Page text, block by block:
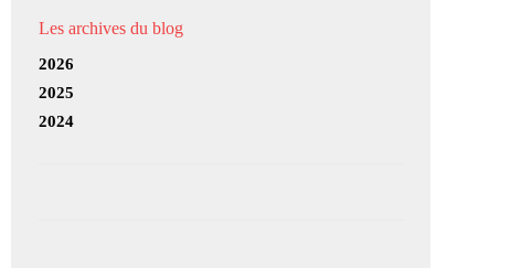
Les archives du blog
2026
2025
2024